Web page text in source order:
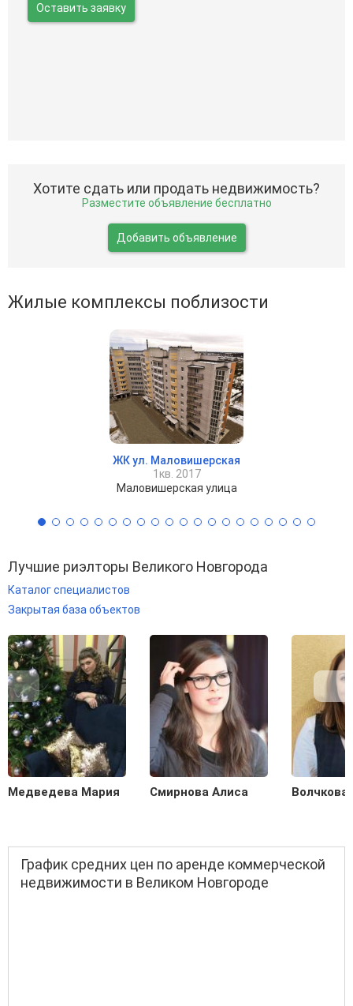
Оставить заявку
Хотите сдать или продать недвижимость?
Разместите объявление бесплатно
Добавить объявление
Жилые комплексы поблизости
ЖК ул. Маловишерская
1кв. 2017
Маловишерская улица
Лучшие риэлторы Великого Новгорода
Каталог специалистов
Закрытая база объектов
Медведева Мария Смирнова Алиса
График средних цен по аренде коммерческой
недвижимости в Великом Новгороде